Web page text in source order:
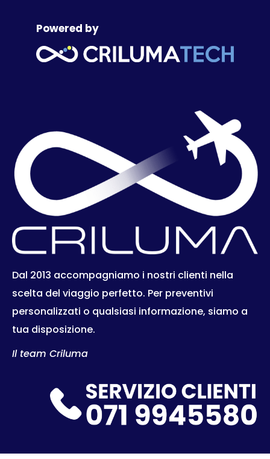
Powered by
Dal 2013 accompagniamo i nostri clienti nella
scelta del viaggio perfetto. Per preventivi
personalizzati o qualsiasi informazione, siamo a
tua disposizione.
Il team Criluma